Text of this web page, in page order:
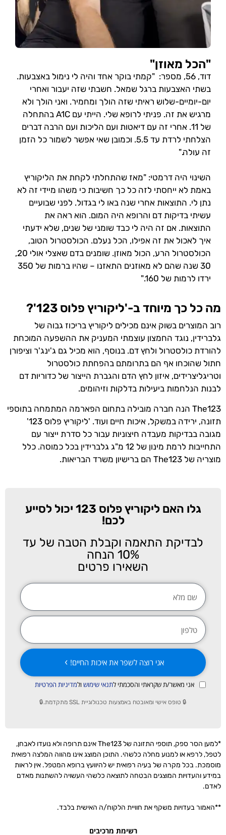
"הכל מאוזן"
דוד, 56, מספר: "קמתי בוקר אחד והיה לי נימול באצבעות.
בשתי האצבעות ברגל שמאל. חשבתי שזה יעבור ואחרי
יום-יומיים-שלוש ראיתי שזה הולך ומחמיר. ואני הולך ולא
מרגיש את זה. פניתי לרופא שלי. הייתי עם A1C בהתחלה
של 11. אחרי זה עם דיאטות ועם הליכות ועם הרבה דברים
הצלחתי לרדת עד 5.5. וכמובן שאי אפשר לשמור כל הזמן
זה עולה."
השינוי היה דרמטי: "מאז שהתחלתי לקחת את הליקוריץ
באמת לא ייחסתי לזה כל כך חשיבות כי משהו מיידי זה לא
נתן לי. התוצאות אחרי שנה באו לי בגדול. לפני שבועיים
עשיתי בדיקות דם והרופא היה המום. הוא ראה את
התוצאות. אם זה היה לי כבד שומני של שנים, שלא ידעתי
איך לאכול את זה אפילו, הכל נעלם. הכולסטרול הטוב,
הכולסטרול הרע, הכול מאוזן. שומנים בדם שאצלי אולי 20,
30 שנה שהם לא מאוזנים התאזנו – שהיו ברמות של 350
ירדו לרמות של 160."
מה כל כך מיוחד ב-'ליקוריץ פלוס 123'?
רוב המוצרים בשוק אינם מכילים ליקוריץ בריכוז גבוה של
גלברידין, נוגד החמצון עוצמתי המעניק את ההשפעה המוכחת
להורדת כולסטרול ולחץ דם. בנוסף, הוא מכיל גם ג'ינג'ר וציפורן
חתול שהוכחו אף הם בתרומתם בהפחתת כולסטרול
וטריגליצרידים, איזון לחץ הדם והגברת הייצור של כדוריות דם
לבנות הנלחמות ביעילות בדלקות וזיהומים.
The123 הנה חברה מובילה בתחום הפארמה המתמחה בתוספי
תזונה, ירידה במשקל, איכות חיים ועוד. 'ליקוריץ פלוס 123'
מגובה בבדיקות מעבדה חיצוניות עבור כל סדרת ייצור עם
התחייבות לרמת מינון של 12 מ"ג גלברידין בכל כמוסה. כלל
מוצריה של The123 הם ברישיון משרד הבריאות.
גלו האם ליקוריץ פלוס 123 יכול לסייע
לכם!
לבדיקת התאמה וקבלת הטבה של עד
10% הנחה
השאירו פרטים
אני מאשר/ת שקראתי והסכמתי לתנאי שימוש ולמדיניות הפרטיות
אני רוצה לשפר את איכות החיים!
🔒 טופס אישי ומאובטח באמצעות טכנולוגיית SSL מתקדמת.🔒
*למען הסר ספק, תוספי התזונה של The123 אינם תרופה ולא נועדו לאבחן,
לטפל, לרפא או למנוע מחלה כלשהי. התוכן המוצג אינו מהווה המלצה רפואית
מוסמכת. בכל מקרה של בעיה רפואית יש להיוועץ ברופא המטפל. אין לראות
במידע והעדויות המוצגים הבטחה לתוצאה כלשהי העשויה להשתנות מאדם
לאדם.
**האמור בעדויות משקף את חוויית הלקוח/ה האישית בלבד.
רשימת מרכיבים